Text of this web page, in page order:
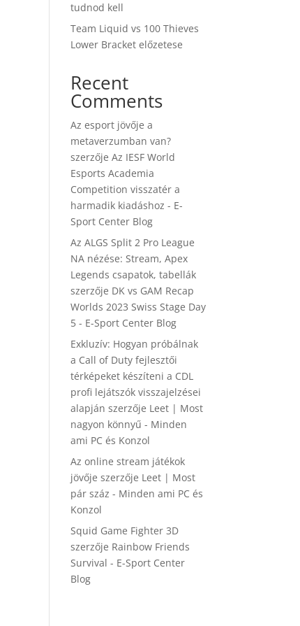
tudnod kell
Team Liquid vs 100 Thieves
Lower Bracket előzetese
Recent
Comments
Az esport jövője a
metaverzumban van?
szerzőjeAz IESF World
Esports Academia
Competition visszatér a
harmadik kiadáshoz - E-
Sport Center Blog
Az ALGS Split 2 Pro League
NA nézése: Stream, Apex
Legends csapatok, tabellák
szerzője DK vs GAM Recap
Worlds 2023 Swiss Stage Day
5 - E-Sport Center Blog
Exkluzív: Hogyan próbálnak
a Call of Duty fejlesztői
térképeket készíteni a CDL
profi lejátszók visszajelzései
alapján szerzője Leet | Most
nagyon könnyű - Minden
ami PC és Konzol
Az online stream játékok
jövője szerzője Leet | Most
pár száz - Minden ami PC és
Konzol
Squid Game Fighter 3D
szerzője Rainbow Friends
Survival - E-Sport Center
Blog